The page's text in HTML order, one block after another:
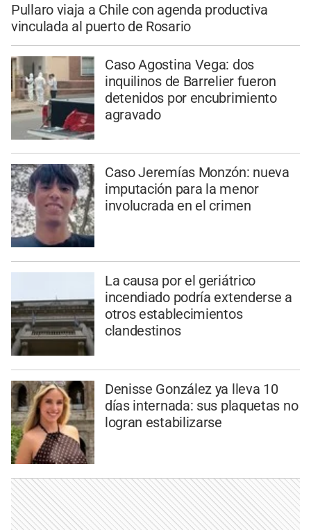
Pullaro viaja a Chile con agenda productiva
vinculada al puerto de Rosario
Caso Agostina Vega: dos
inquilinos de Barrelier fueron
detenidos por encubrimiento
agravado
Caso Jeremías Monzón: nueva
imputación para la menor
involucrada en el crimen
La causa por el geriátrico
incendiado podría extenderse a
otros establecimientos
clandestinos
Denisse González ya lleva 10
días internada: sus plaquetas no
logran estabilizarse